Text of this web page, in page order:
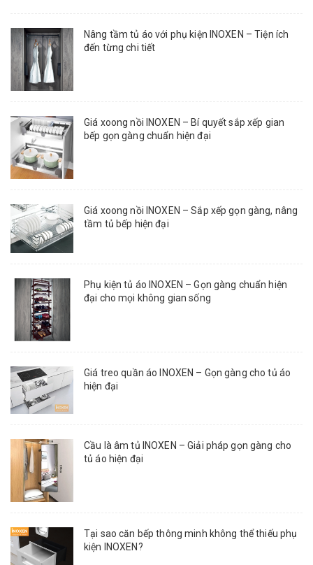
Nâng tầm tủ áo với phụ kiện INOXEN – Tiện ích
đến từng chi tiết
Giá xoong nồi INOXEN – Bí quyết sắp xếp gian
bếp gọn gàng chuẩn hiện đại
Giá xoong nồi INOXEN – Sắp xếp gọn gàng, nâng
tầm tủ bếp hiện đại
Phụ kiện tủ áo INOXEN – Gọn gàng chuẩn hiện
đại cho mọi không gian sống
Giá treo quần áo INOXEN – Gọn gàng cho tủ áo
hiện đại
Cầu là âm tủ INOXEN – Giải pháp gọn gàng cho
tủ áo hiện đại
Tại sao căn bếp thông minh không thể thiếu phụ
kiện INOXEN?